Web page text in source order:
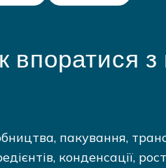
впоратися
пакування,
конденсації,